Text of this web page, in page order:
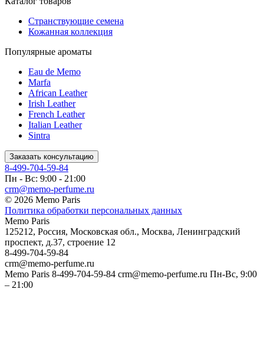
Странствующие семена
Кожанная коллекция
Популярные ароматы
Eau de Memo
Marfa
African Leather
Irish Leather
French Leather
Italian Leather
Sintra
Заказать консультацию
8-499-704-59-84
Пн - Вс: 9:00 - 21:00
crm@memo-perfume.ru
© 2026 Memo Paris
Политика обработки персональных данных
Memo Paris
125212, Россия, Московская обл., Москва, Ленинградский
проспект, д.37, строение 12
8-499-704-59-84
crm@memo-perfume.ru
Memo Paris 8-499-704-59-84 crm@memo-perfume.ru Пн-Вс, 9:00
– 21:00